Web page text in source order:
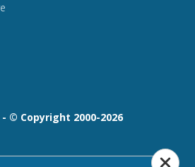
© Copyright 2000-2026
25122 - Brescia, Italia